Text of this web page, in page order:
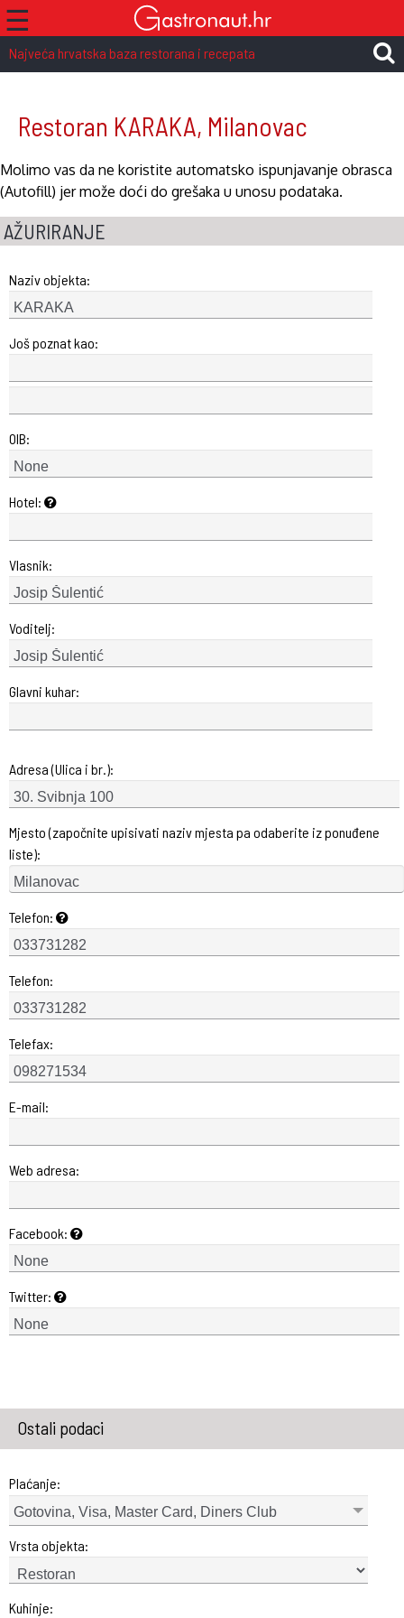
☰
Najveća hrvatska baza restorana i recepata
Restoran KARAKA, Milanovac
Molimo vas da ne koristite automatsko ispunjavanje obrasca
(Autofill) jer može doći do grešaka u unosu podataka.
AŽURIRANJE
Naziv objekta:
Još poznat kao:
OIB:
Hotel:
Vlasnik:
Voditelj:
Glavni kuhar:
Adresa (Ulica i br.):
Mjesto (započnite upisivati naziv mjesta pa odaberite iz ponuđene
liste):
Telefon:
Telefon:
Telefax:
E-mail:
Web adresa:
Facebook:
Twitter:
Ostali podaci
Plaćanje:
Gotovina, Visa, Master Card, Diners Club
Vrsta objekta:
Kuhinje: